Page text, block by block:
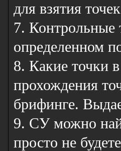
для взятия
7. Контрольные
определенном
8. Какие точки
прохождения
брифинге.
9. СУ можно
просто не